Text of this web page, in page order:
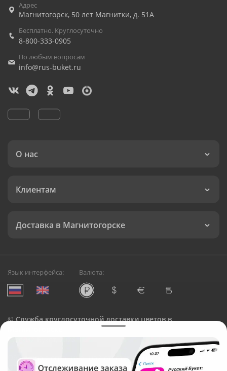
Адрес
Магнитогорск, 50 лет Магнитки, д. 51А
Бесплатно. Круглосуточно
8-800-333-0905
По любым вопросам
info@rus-buket.ru
О нас
Клиентам
Доставка в Магнитогорске
Язык интерфейса: Валюта:
©Служба круглосуточной доставки цветов в
Русский Букет, 2026
Общество с ограниченной ответственностью «Технология»
ОГРН: 1195476081745, ИНН: 5410081997